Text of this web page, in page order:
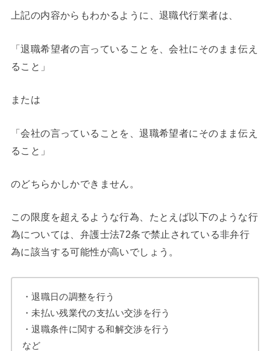
上記の内容からもわかるように、退職代行業者は、
「退職希望者の言っていることを、会社にそのまま伝え
ること」
または
「会社の言っていることを、退職希望者にそのまま伝え
ること」
のどちらかしかできません。
この限度を超えるような行為、たとえば以下のような行
為については、弁護士法72条で禁止されている非弁行
為に該当する可能性が高いでしょう。
・退職日の調整を行う
・未払い残業代の支払い交渉を行う
・退職条件に関する和解交渉を行う
など